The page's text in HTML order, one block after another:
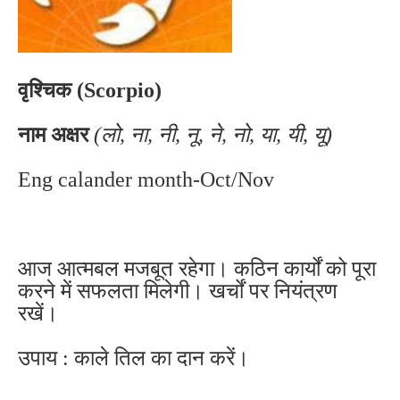
वृश्चिक (Scorpio)
नाम अक्षर (लो, ना, नी, नू, ने, नो, या, यी, यू)
Eng calander month-Oct/Nov
आज आत्मबल मजबूत रहेगा। कठिन कार्यों को पूरा
करने में सफलता मिलेगी। खर्चों पर नियंत्रण
रखें।
उपाय : काले तिल का दान करें।